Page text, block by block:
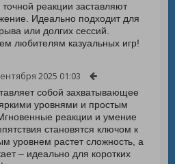
реакции заставляют
Идеально подходит для
или долгих сессий.
любителям казуальных игр!
2025 01:03
собой захватывающее
уровнями и простым
реакции и умение
становятся ключом к
уровнем растет сложность, а
– идеально для коротких